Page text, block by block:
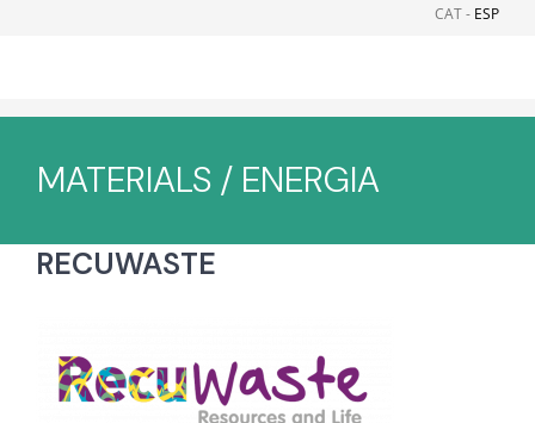
CAT - ESP
MATERIALS / ENERGIA
RECUWASTE